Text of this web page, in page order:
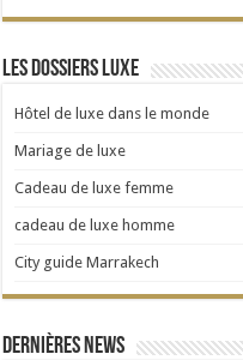
Les dossiers Luxe
Hôtel de luxe dans le monde
Mariage de luxe
Cadeau de luxe femme
cadeau de luxe homme
City guide Marrakech
Dernières news